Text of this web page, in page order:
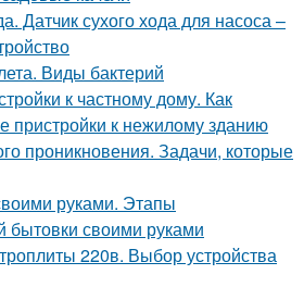
Датчик сухого хода для насоса –
Виды бактерий
к частному дому. Как
пристройки к нежилому зданию
проникновения. Задачи, которые
руками. Этапы
бытовки своими руками
220в. Выбор устройства